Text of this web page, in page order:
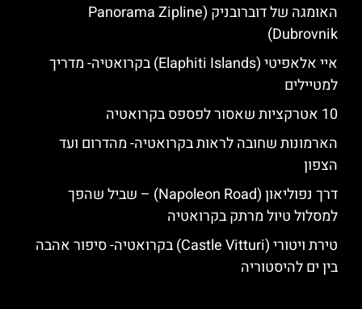
האומגה של דוברובניק (Panorama Zipline
Dubrovnik)
איי אלאפיטי (Elaphiti Islands) בקרואטיה- מדריך
למטיילים
10 אטרקציות שאסור לפספס בקרואטיה
הארמונות שחובה לראות בקרואטיה- מהדרום ועד
הצפון
דרך נפוליאון (Napoleon Road) – שביל שהפך
למסלול טיול מרתק בקרואטיה
טירת ויטורי (Castle Vitturi) בקרואטיה- סיפור אהבה
בין ים להיסטוריה